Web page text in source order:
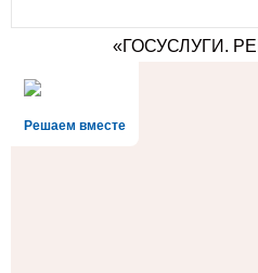
«ГОСУСЛУГИ.
Решаем вместе